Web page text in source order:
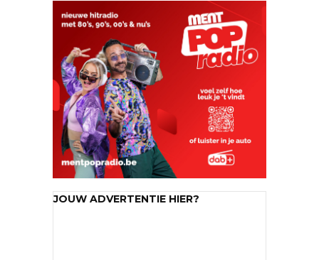
JOUW ADVERTENTIE HIER?